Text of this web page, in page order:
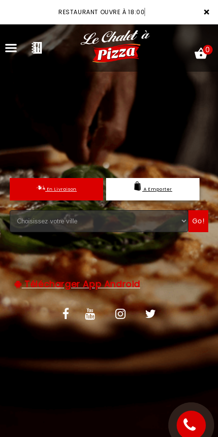
×
RESTAURANT OUVRE À 18:00
VOTRE COMPTE
NOTRE RESTAURANT
MENTIONS LÉGALES
C.G.V
0
En Livraison A Emporter
Go!
Télécharger App Android